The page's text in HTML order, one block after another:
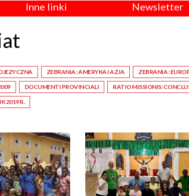
Inne linki Newsletter
ZEBRANIA : AMERYKA I AZJA
ZEBRANIA :
DOCUMENTI PROVINCIALI
RATIO MISSIONIS:
2019 R.